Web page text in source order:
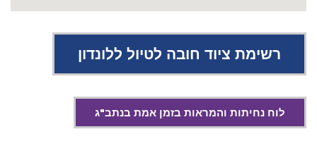
רשימת ציוד חובה לטיול ללונדון
לוח נחיתות והמראות בזמן אמת בנתב"ג